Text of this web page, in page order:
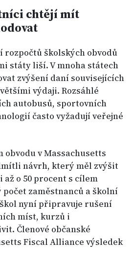
chtějí mít
rozpočtů školských obvodů
státy liší. V mnoha státech
zvýšení daní souvisejících
výdaji. Rozsáhlé
autobusů, sportovních
často vyžadují veřejné
obvodu v Massachusetts
návrh, který měl zvýšit
až o 50 procent s cílem
počet zaměstnanců a školní
nyní připravuje rušení
míst, kurzů i
Členové občanské
Fiscal Alliance výsledek